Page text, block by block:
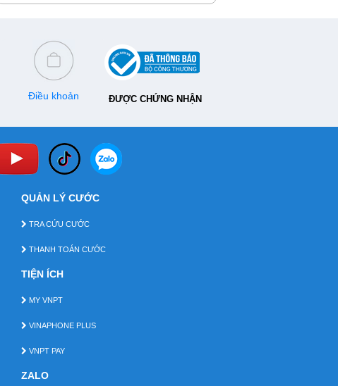
khi Thẻ quà tặng đầu được sử dụng, nhận
Điều khoản ĐƯỢC CHỨNG NHẬN
QUẢN LÝ CƯỚC
TRA CỨU CƯỚC
THANH TOÁN CƯỚC
TIỆN ÍCH
MY VNPT
VINAPHONE PLUS
VNPT PAY
ZALO